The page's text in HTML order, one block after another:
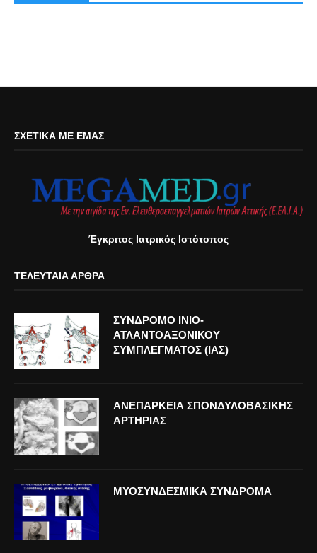
ΣΧΕΤΙΚΆ ΜΕ ΕΜΆΣ
Έγκριτος Ιατρικός Ιστότοπος
ΤΕΛΕΥΤΑΊΑ ΆΡΘΡΑ
ΣΥΝΔΡΟΜΟ ΙΝΙΟ-
ΑΤΛΑΝΤΟΑΞΟΝΙΚΟΥ
ΣΥΜΠΛΕΓΜΑΤΟΣ (ΙΑΣ)
ΑΝΕΠΑΡΚΕΙΑ ΣΠΟΝΔΥΛΟΒΑΣΙΚΗΣ
ΑΡΤΗΡΙΑΣ
ΜΥΟΣΥΝΔΕΣΜΙΚΑ ΣΥΝΔΡΟΜΑ